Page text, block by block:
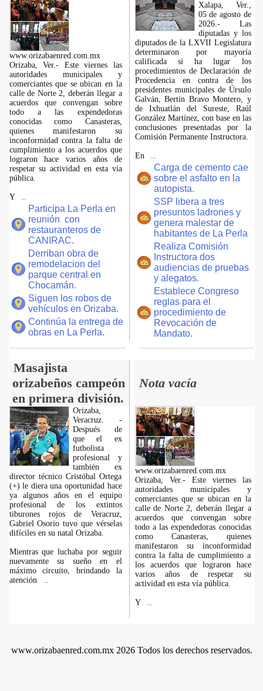
www.orizabaenred.com.mx
Orizaba, Ver.- Este viernes las
autoridades municipales y
comerciantes que se ubican en la
calle de Norte 2, deberán llegar a
acuerdos que convengan sobre
todo a las expendedoras
conocidas como Canasteras,
quienes manifestaron su
inconformidad contra la falta de
cumplimiento a los acuerdos que
lograron hace varios años de
respetar su actividad en esta vía
pública.
Y
Participa La Perla en
reunión con
restauranteros de
CANIRAC.
Derriban obra de
remodelacion del
parque central en
Chocamán.
Siguen los robos de
vehículos en Orizaba.
Continúa la entrega de
obras en La Perla.
Xalapa, Ver.,
05 de agosto de
2026.- Las
diputadas y los
diputados de la LXVII Legislatura
determinaron por mayoría
calificada si ha lugar los
procedimientos de Declaración de
Procedencia en contra de los
presidentes municipales de Úrsulo
Galván, Bertín Bravo Montero, y
de Ixhuatlán del Sureste, Raúl
González Martínez, con base en las
conclusiones presentadas por la
Comisión Permanente Instructora.
En
Carga de cemento cae
sobre el asfalto en la
autopista.
SSP libera a tres
presuntos ladrones y
genera malestar de
habitantes de La Perla
Realiza Comisión
Instructora dos
audiencias de pruebas
y alegatos.
Establece Congreso
reglas para el
procedimiento de
Revocación de
Mandato.
Masajista
orizabeños campeón
en primera división.
Nota vacía
Orizaba,
Veracruz. -
Después de
que el ex
futbolista
profesional y
también ex
director técnico Cristóbal Ortega
(+) le diera una oportunidad hace
ya algunos años en el equipo
profesional de los extintos
tiburones rojos de Veracruz,
Gabriel Osorio tuvo que vérselas
difíciles en su natal Orizaba.
Mientras que luchaba por seguir
nuevamente su sueño en el
máximo circuito, brindando la
atención
www.orizabaenred.com.mx
Orizaba, Ver.- Este viernes las
autoridades municipales y
comerciantes que se ubican en la
calle de Norte 2, deberán llegar a
acuerdos que convengan sobre
todo a las expendedoras conocidas
como Canasteras, quienes
manifestaron su inconformidad
contra la falta de cumplimiento a
los acuerdos que lograron hace
varios años de respetar su
actividad en esta vía pública.
Y
www.orizabaenred.com.mx 2026 Todos los derechos reservados.